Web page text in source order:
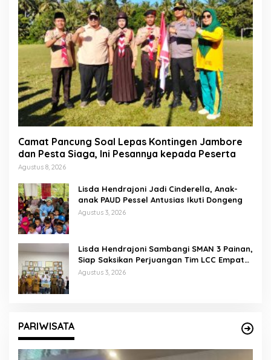
Camat Pancung Soal Lepas Kontingen Jambore
dan Pesta Siaga, Ini Pesannya kepada Peserta
Agustus 8, 2026
Lisda Hendrajoni Jadi Cinderella, Anak-
anak PAUD Pessel Antusias Ikuti Dongeng
Agustus 3, 2026
Lisda Hendrajoni Sambangi SMAN 3 Painan,
Siap Saksikan Perjuangan Tim LCC Empat
Pilar di Jakarta
Agustus 3, 2026
PARIWISATA